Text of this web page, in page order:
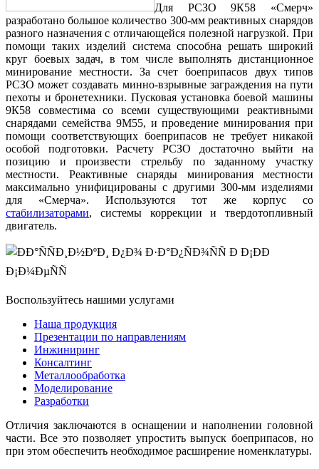
Для РСЗО 9К58 «Смерч»
разработано большое количество 300-мм реактивных снарядов
разного назначения с отличающейся полезной нагрузкой. При
помощи таких изделий система способна решать широкий
круг боевых задач, в том числе выполнять дистанционное
минирование местности. За счет боеприпасов двух типов
РСЗО может создавать минно-взрывные заграждения на пути
пехоты и бронетехники. Пусковая установка боевой машины
9К58 совместима со всеми существующими реактивными
снарядами семейства 9М55, и проведение минирования при
помощи соответствующих боеприпасов не требует никакой
особой подготовки. Расчету РСЗО достаточно выйти на
позицию и произвести стрельбу по заданному участку
местности. Реактивные снаряды минирования местности
максимально унифицированы с другими 300-мм изделиями
для «Смерча». Используются тот же корпус со
стабилизаторами, системы коррекции и твердотопливный
двигатель.
Воспользуйтесь нашими услугами
Наша продукция
Презентации по направлениям
Инжиниринг
Консалтинг
Металлообработка
Моделирование
Разработки
Отличия заключаются в оснащении и наполнении головной
части. Все это позволяет упростить выпуск боеприпасов, но
при этом обеспечить необходимое расширение номенклатуры.